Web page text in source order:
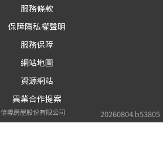
20260804.b53805
服務條款
保障隱私權聲明
服務保障
網站地圖
資源網站
異業合作提案
信義房屋股份有限公司